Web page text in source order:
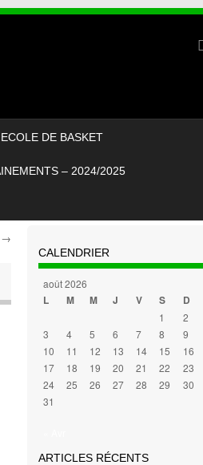
ECOLE DE BASKET
– 2024/2025
→
CALENDRIER
août 2026
L M M J V S D
1
2
3
4 5 6 7 8
9
10
11 12 13 14 15
16
17
18 19 20 21 22
23
24
25 26 27 28 29
30
31
ARTICLES RÉCENTS